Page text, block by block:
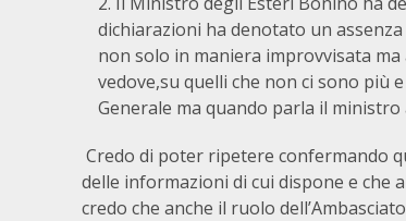
dichiarazioni ha denotato un
non solo in maniera improvvisata
vedove,su quelli che non ci sono più
Generale ma quando parla il ministro
Credo di poter ripetere confermando
delle informazioni di cui dispone e che
credo che anche il ruolo